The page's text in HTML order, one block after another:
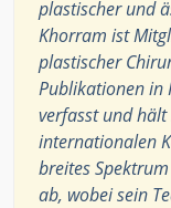
plastischer und
Khorram ist
plastischer
Publikationen in
verfasst und
internationalen
breites
ab, wobei sein